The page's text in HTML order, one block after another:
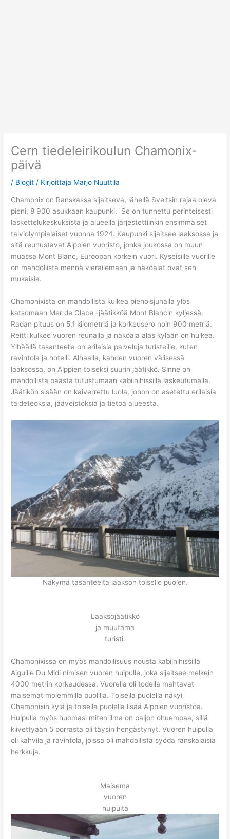
Cern tiedeleirikoulun Chamonix-
päivä
/ Blogit / Kirjoittaja Marjo Nuuttila
Chamonix on Ranskassa sijaitseva, lähellä Sveitsin rajaa oleva
pieni, 8 900 asukkaan kaupunki. Se on tunnettu perinteisesti
laskettelukeskuksista ja alueella järjestettiinkin ensimmäiset
talviolympialaiset vuonna 1924. Kaupunki sijaitsee laaksossa ja
sitä reunustavat Alppien vuoristo, jonka joukossa on muun
muassa Mont Blanc, Euroopan korkein vuori. Kyseisille vuorille
on mahdollista mennä vierailemaan ja näköalat ovat sen
mukaisia.
Chamonixista on mahdollista kulkea pienoisjunalla ylös
katsomaan Mer de Glace -jäätikköä Mont Blancin kyljessä.
Radan pituus on 5,1 kilometriä ja korkeusero noin 900 metriä.
Reitti kulkee vuoren reunalla ja näköala alas kylään on huikea.
Ylhäällä tasanteella on erilaisia palveluja turisteille, kuten
ravintola ja hotelli. Alhaalla, kahden vuoren välisessä
laaksossa, on Alppien toiseksi suurin jäätikkö. Sinne on
mahdollista päästä tutustumaan kabiinihissillä laskeutumalla.
Jäätikön sisään on kaiverrettu luola, johon on asetettu erilaisia
taideteoksia, jääveistoksia ja tietoa alueesta.
Näkymä tasanteelta laakson toiselle puolen.
Laaksojäätikkö
ja muutama
turisti.
Chamonixissa on myös mahdollisuus nousta kabiinihissillä
Aiguille Du Midi nimisen vuoren huipulle, joka sijaitsee melkein
4000 metrin korkeudessa. Vuorella oli todella mahtavat
maisemat molemmilla puolilla. Toisella puolella näkyi
Chamonixin kylä ja toisella puolella lisää Alppien vuoristoa.
Huipulla myös huomasi miten ilma on paljon ohuempaa, sillä
kiivettyään 5 porrasta oli täysin hengästynyt. Vuoren huipulla
oli kahvila ja ravintola, joissa oli mahdollista syödä ranskalaisia
herkkuja.
Maisema
vuoren
huipulta